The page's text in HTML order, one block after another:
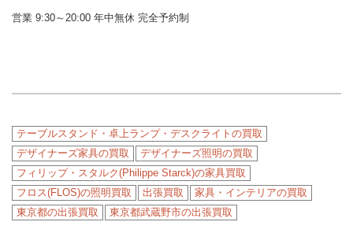
営業 9:30～20:00 年中無休 完全予約制
テーブルスタンド・卓上ランプ・デスクライトの買取
デザイナーズ家具の買取
デザイナーズ照明の買取
フィリップ・スタルク(Philippe Starck)の家具買取
フロス(FLOS)の照明買取
出張買取
家具・インテリアの買取
東京都の出張買取
東京都武蔵野市の出張買取